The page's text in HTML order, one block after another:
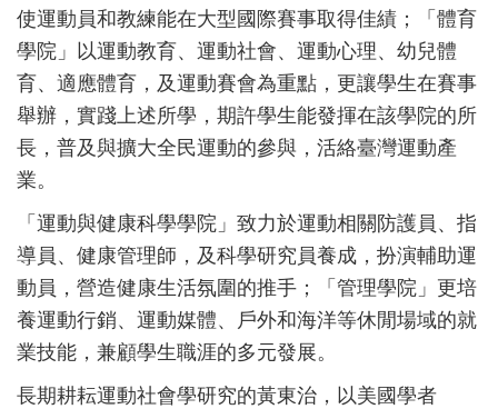
使運動員和教練能在大型國際賽事取得佳績；「體育
學院」以運動教育、運動社會、運動心理、幼兒體
育、適應體育，及運動賽會為重點，更讓學生在賽事
舉辦，實踐上述所學，期許學生能發揮在該學院的所
長，普及與擴大全民運動的參與，活絡臺灣運動產
業。
「運動與健康科學學院」致力於運動相關防護員、指
導員、健康管理師，及科學研究員養成，扮演輔助運
動員，營造健康生活氛圍的推手；「管理學院」更培
養運動行銷、運動媒體、戶外和海洋等休閒場域的就
業技能，兼顧學生職涯的多元發展。
長期耕耘運動社會學研究的黃東治，以美國學者